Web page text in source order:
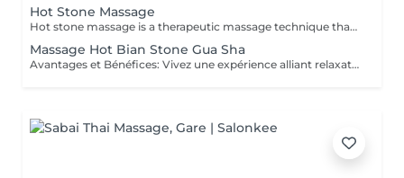
Hot Stone Massage
Hot stone massage is a therapeutic massage technique that uses **smooth, heated basalt stones** (volcanic rock that retains heat well). The warmth penetrates deep into muscles, allowing intense relaxation without heavy pressure. How it works 1. Heating the stones Stones are warmed in water to a safe temperature (typically ~5055 °C). 2. Stone placement The therapist places stones on key points of the body: * Along the spine * Shoulders and neck * Hands, legs, or between toes These areas correspond to major muscle groups and energy points. 3. Massage with stones The therapist also uses the stones as tools, gliding them over muscles with oil to combine heat and movement. Key benefits *Deep muscle relaxation* heat reduces muscle stiffness faster than hands alone *Pain & tension relief* ideal for chronic back/neck tension *Stress & anxiety reduction* strong calming effect on the nervous system *Improved circulation* heat increases blood flow and oxygen delivery *Better sleep* many clients feel deeply sedated afterward Who it's best for People with: * Chronic muscle tension * Stress, burnout, mental overload * Sedentary or highly physical lifestyles * Cold sensitivity or poor circulation Not recommended for: * Fever or acute inflammation * Skin infections or open wounds * Severe cardiovascular issues * Neuropathy with reduced heat sensation What it feels like * Very relaxing, warm, grounding * Pressure is usually gentle to medium * Many clients drift into a meditative or sleep-like state It is NOT a sports or deep-tissue massage, but the heat allows muscles to release deeply without pain.
Massage Hot Bian Stone Gua Sha
Avantages et Bénéfices: Vivez une expérience alliant relaxation profonde et revitalisation musculaire. Grâce au Bian Stone et à la technique du Gua Sha, ce massage apaise les douleurs, détend les tensions et stimule la circulation sanguine, tout en procurant un moment de calme et d'équilibre intérieur. Les principaux bénéfices : - Soulagement des douleurs et tensions musculaires - Réduction de l'inflammation et fatigue musculaire - Amélioration de la circulation sanguine et lymphatique - Relaxation profonde du corps et de l'esprit - Diminution du stress et apaisement du système nerveux - Favorise la récupération musculaire et l'équilibre énergétique